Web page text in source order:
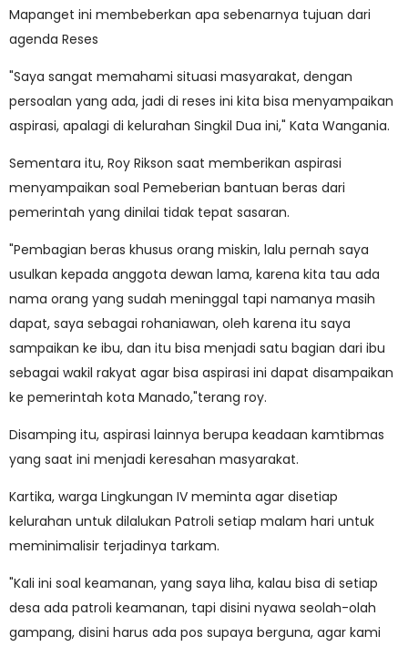
Mapanget ini membeberkan apa sebenarnya tujuan dari
agenda Reses
"Saya sangat memahami situasi masyarakat, dengan
persoalan yang ada, jadi di reses ini kita bisa menyampaikan
aspirasi, apalagi di kelurahan Singkil Dua ini," Kata Wangania.
Sementara itu, Roy Rikson saat memberikan aspirasi
menyampaikan soal Pemeberian bantuan beras dari
pemerintah yang dinilai tidak tepat sasaran.
"Pembagian beras khusus orang miskin, lalu pernah saya
usulkan kepada anggota dewan lama, karena kita tau ada
nama orang yang sudah meninggal tapi namanya masih
dapat, saya sebagai rohaniawan, oleh karena itu saya
sampaikan ke ibu, dan itu bisa menjadi satu bagian dari ibu
sebagai wakil rakyat agar bisa aspirasi ini dapat disampaikan
ke pemerintah kota Manado,"terang roy.
Disamping itu, aspirasi lainnya berupa keadaan kamtibmas
yang saat ini menjadi keresahan masyarakat.
Kartika, warga Lingkungan IV meminta agar disetiap
kelurahan untuk dilalukan Patroli setiap malam hari untuk
meminimalisir terjadinya tarkam.
"Kali ini soal keamanan, yang saya liha, kalau bisa di setiap
desa ada patroli keamanan, tapi disini nyawa seolah-olah
gampang, disini harus ada pos supaya berguna, agar kami